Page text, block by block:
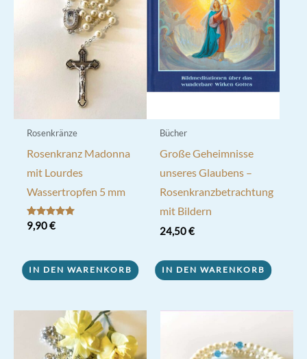
Rosenkränze
Rosenkranz Madonna
mit Lourdes
Wassertropfen 5 mm
Bewertet mit
5.00
9,90€
IN DEN WARENKORB
Bücher
Große Geheimnisse
unseres Glaubens –
Rosenkranzbetrachtung
mit Bildern
24,50€
IN DEN WARENKORB